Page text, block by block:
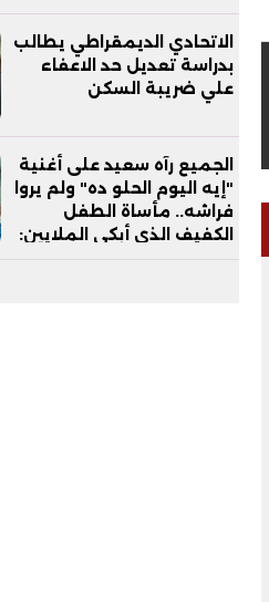
التعليم
الاتحادي الديمقراطي يطالب
بدراسة تعديل حد الاعفاء
علي ضريبة السكن
الجميع رآه سعيد على أغنية
"إيه اليوم الحلو ده" ولم يروا
فراشه.. مأساة الطفل
الكفيف الذي أبكى الملايين: